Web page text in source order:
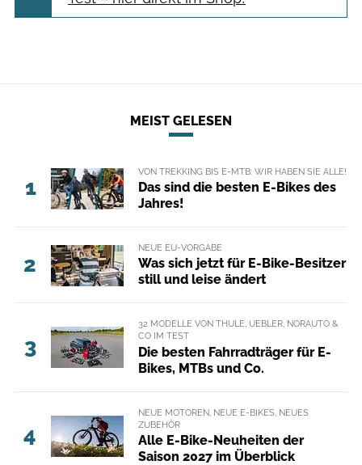
MEIST GELESEN
1
VON TREKKING BIS E-MTB: WIR HABEN SIE ALLE!
Das sind die besten E-Bikes des
Jahres!
2
NEUE EU-VORGABE
Was sich jetzt für E-Bike-Besitzer
still und leise ändert
3
32 MODELLE VON THULE, UEBLER, NORAUTO &
CO IM TEST
Die besten Fahrradträger für E-
Bikes, MTBs und Co.
4
NEUE MOTOREN, NEUE E-BIKES, NEUES
ZUBEHÖR
Alle E-Bike-Neuheiten der
Saison 2027 im Überblick